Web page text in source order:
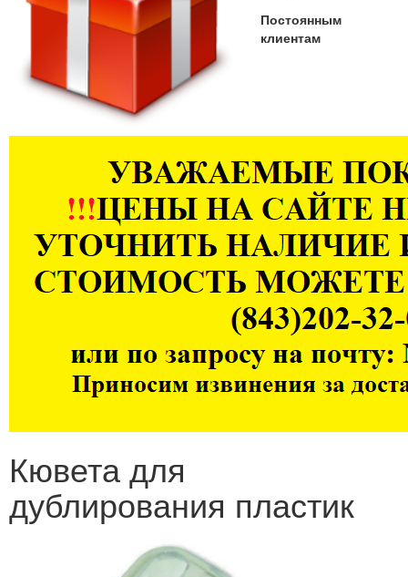
Постоянным
клиентам
Кювета для
дублирования пластик